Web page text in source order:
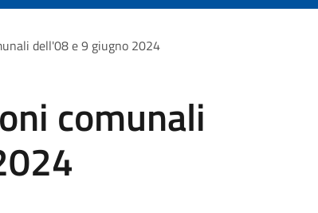
dell'08 e 9 giugno 2024
comunali